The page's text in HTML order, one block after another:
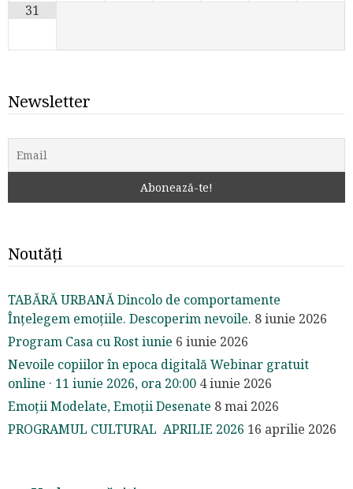
31
Newsletter
Noutăți
TABĂRĂ URBANĂ Dincolo de comportamente
Înțelegem emoțiile. Descoperim nevoile. 8 iunie 2026
Program Casa cu Rost iunie 6 iunie 2026
Nevoile copiilor în epoca digitală Webinar gratuit
online · 11 iunie 2026, ora 20:00 4 iunie 2026
Emoții Modelate, Emoții Desenate 8 mai 2026
PROGRAMUL CULTURAL APRILIE 2026 16 aprilie 2026